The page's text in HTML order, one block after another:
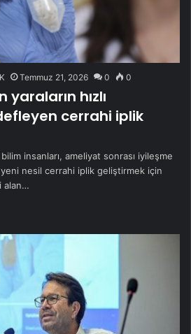
Temmuz 21, 2026 0 0
yaraların hızlı
cerrahi iplik
insanları, ameliyat sonrası iyileşme
yeni nesil cerrahi iplik geliştirmek için
alan…